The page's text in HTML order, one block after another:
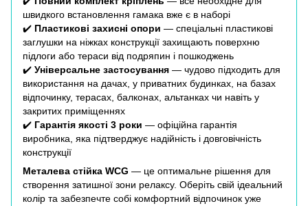
швидкого встановлення гамака вже є в наборі
✔️ Пластикові захисні опори — спеціальні пластикові
заглушки на ніжках конструкції захищають поверхню
підлоги або тераси від подряпин і пошкоджень
✔️ Універсальне застосування — чудово підходить для
використання на дачах, у приватних будинках, на базах
відпочинку, терасах, балконах, альтанках чи навіть у
закритих приміщеннях
✔️ Гарантія якості 3 роки — офіційна гарантія
виробника, яка підтверджує надійність і довговічність
конструкції
Металева стійка WCG — це оптимальне рішення для
створення затишної зони релаксу. Оберіть свій ідеальний
колір та забезпечте собі комфортний відпочинок уже